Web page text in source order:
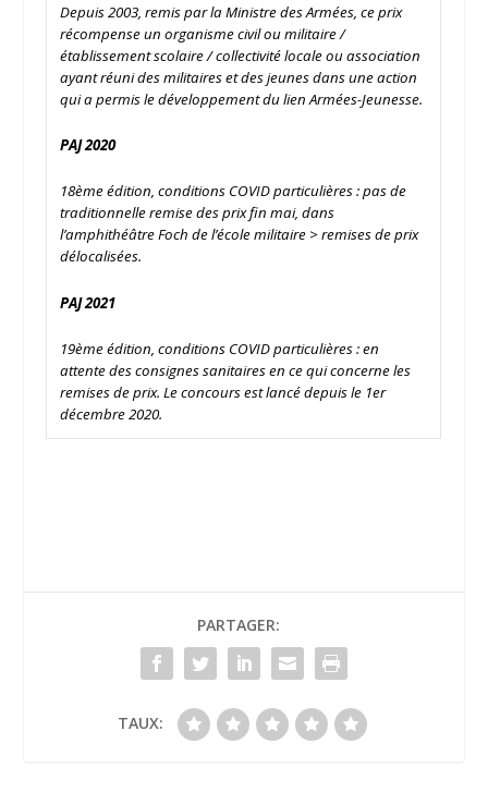
Depuis 2003, remis par la Ministre des Armées, ce prix
récompense un organisme civil ou militaire /
établissement scolaire / collectivité locale ou association
ayant réuni des militaires et des jeunes dans une action
qui a permis le développement du lien Armées-Jeunesse.
PAJ 2020
18èmeédition, conditions COVID particulières : pas de
traditionnelle remise des prix fin mai, dans
l’amphithéâtre Foch de l’école militaire > remises de prix
délocalisées.
PAJ 2021
19èmeédition, conditions COVID particulières : en
attente des consignes sanitaires en ce qui concerne les
remises de prix. Le concours est lancé depuis le 1er
décembre 2020.
PARTAGER:
TAUX: